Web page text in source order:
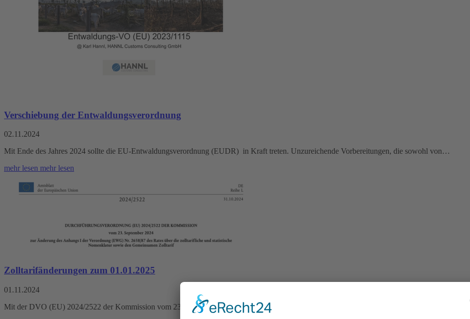
Verschiebung der Entwaldungsverordnung
02.11.2024
Mit Ende des Jahres 2024 sollte die EU-Entwaldungsverordnung (EUDR) in Kraft treten. Unzureichende Vorbereitungen, die sowohl von…
mehr lesen mehr lesen
Zolltarifänderungen zum 01.01.2025
01.11.2024
Mit der DVO (EU) 2024/2522 der Kommission vom 23.09.2024 mussten Änderungen in Bezug auf Statistiken, Handelspolitik sowie…